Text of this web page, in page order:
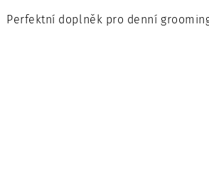
Perfektní doplněk pro denní